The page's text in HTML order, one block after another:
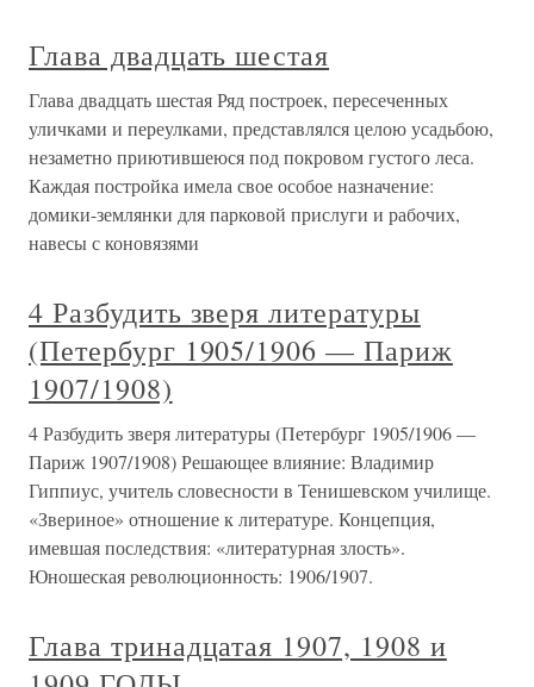
Глава двадцать шестая
Глава двадцать шестая Ряд построек, пересеченных
уличками и переулками, представлялся целою усадьбою,
незаметно приютившеюся под покровом густого леса.
Каждая постройка имела свое особое назначение:
домики-землянки для парковой прислуги и рабочих,
навесы с коновязями
4 Разбудить зверя литературы
(Петербург 1905/1906 — Париж
1907/1908)
4 Разбудить зверя литературы (Петербург 1905/1906 —
Париж 1907/1908) Решающее влияние: Владимир
Гиппиус, учитель словесности в Тенишевском училище.
«Звериное» отношение к литературе. Концепция,
имевшая последствия: «литературная злость».
Юношеская революционность: 1906/1907.
Глава тринадцатая 1907, 1908 и